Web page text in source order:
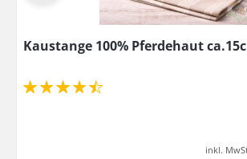
Kaustange 100% Pferdehaut
inkl.